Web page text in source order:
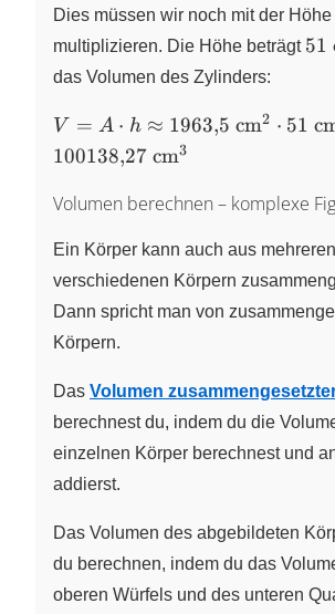
(25~\text{cm})^{2}
\approx
1963{,}5~\text{cm}^{2}
Dies müssen wir noch mit der
multiplizieren. Die Höhe beträgt 51
das Volumen des Zylinders:
V = A \cdot h \approx
1963{,}5~\text{cm}^{2}
\cdot 51~\text{cm} \approx
100138{,}27~\text{cm}^{3}
V = A ⋅ h ≈ 1963,5 cm2 ⋅ 51
100138,27 cm3
Volumen berechnen – komplexe
Ein Körper kann auch aus mehreren
verschiedenen Körpern
Dann spricht man von
Körpern.
Das Volumen
berechnest du, indem du die
einzelnen Körper berechnest und
addierst.
Das Volumen des abgebildeten
du berechnen, indem du das
oberen Würfels und des unteren